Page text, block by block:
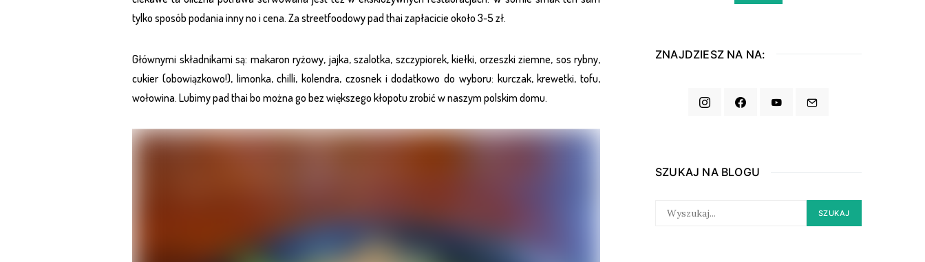
tylko sposób podania inny no i cena. Za streetfoodowy pad thai zapłacicie około 3-5 zł.
Głównymi składnikami są: makaron ryżowy, jajka, szalotka, szczypiorek, kiełki, orzeszki ziemne, sos rybny,
cukier (obowiązkowo!), limonka, chilli, kolendra, czosnek i dodatkowo do wyboru: kurczak, krewetki, tofu,
wołowina. Lubimy pad thai bo można go bez większego kłopotu zrobić w naszym polskim domu.
ZNAJDZIESZ NA NA:
SZUKAJ NA BLOGU
FOR:
SZUKAJ